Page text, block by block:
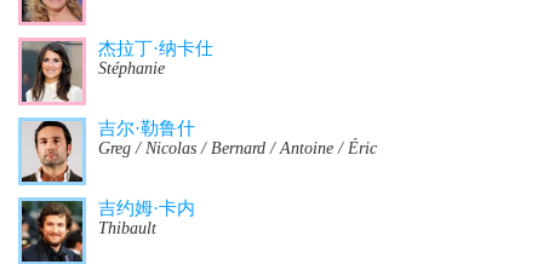
杰拉丁·纳卡仕
Stéphanie
吉尔·勒鲁什
Greg / Nicolas / Bernard / Antoine / Éric
吉约姆·卡内
Thibault